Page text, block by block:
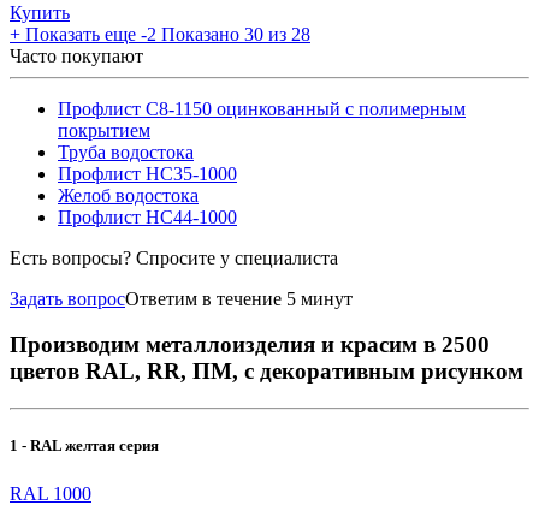
Купить
+ Показать еще -2 Показано 30 из 28
Часто покупают
Профлист С8-1150 оцинкованный с полимерным
покрытием
Труба водостока
Профлист НС35-1000
Желоб водостока
Профлист НС44-1000
Есть вопросы? Спросите у специалиста
Задать вопросОтветим в течение 5 минут
Производим металлоизделия и красим в 2500
цветов RAL, RR, ПМ, с декоративным рисунком
1 - RAL желтая серия
RAL 1000